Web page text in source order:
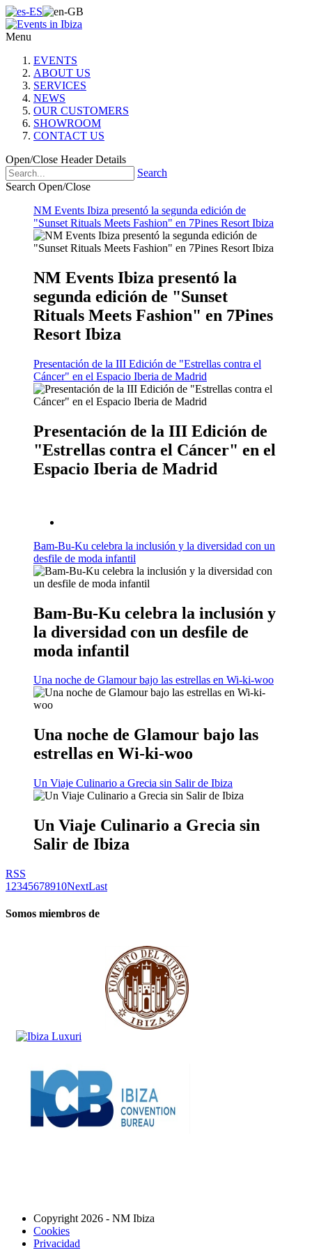
Menu
EVENTS
ABOUT US
SERVICES
NEWS
OUR CUSTOMERS
SHOWROOM
CONTACT US
Open/Close Header Details
Search
Search Open/Close
NM Events Ibiza presentó la segunda edición de
"Sunset Rituals Meets Fashion" en 7Pines Resort Ibiza
NM Events Ibiza presentó la
segunda edición de "Sunset
Rituals Meets Fashion" en 7Pines
Resort Ibiza
Presentación de la III Edición de "Estrellas contra el
Cáncer" en el Espacio Iberia de Madrid
Presentación de la III Edición de
"Estrellas contra el Cáncer" en el
Espacio Iberia de Madrid
Bam-Bu-Ku celebra la inclusión y la diversidad con un
desfile de moda infantil
Bam-Bu-Ku celebra la inclusión y
la diversidad con un desfile de
moda infantil
Una noche de Glamour bajo las estrellas en Wi-ki-woo
Una noche de Glamour bajo las
estrellas en Wi-ki-woo
Un Viaje Culinario a Grecia sin Salir de Ibiza
Un Viaje Culinario a Grecia sin
Salir de Ibiza
RSS
1 2345678910NextLast
Somos miembros de
Copyright 2026 - NM Ibiza
Cookies
Privacidad